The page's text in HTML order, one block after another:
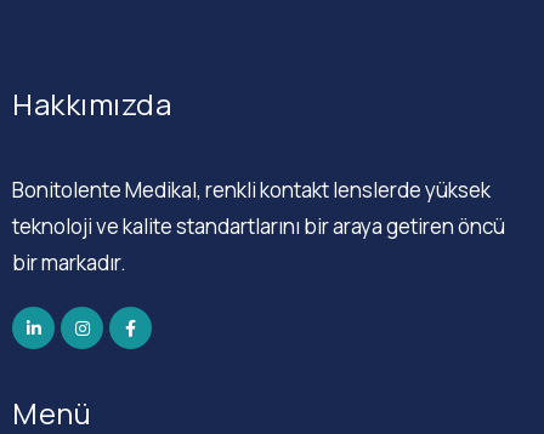
Hakkımızda
Bonitolente Medikal, renkli kontakt lenslerde yüksek
teknoloji ve kalite standartlarını bir araya getiren öncü
bir markadır.
Menü